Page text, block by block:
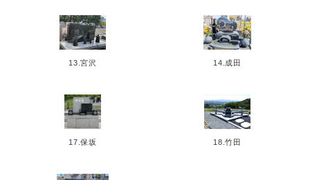
13.宮沢 14.成田
17.保坂 18.竹田